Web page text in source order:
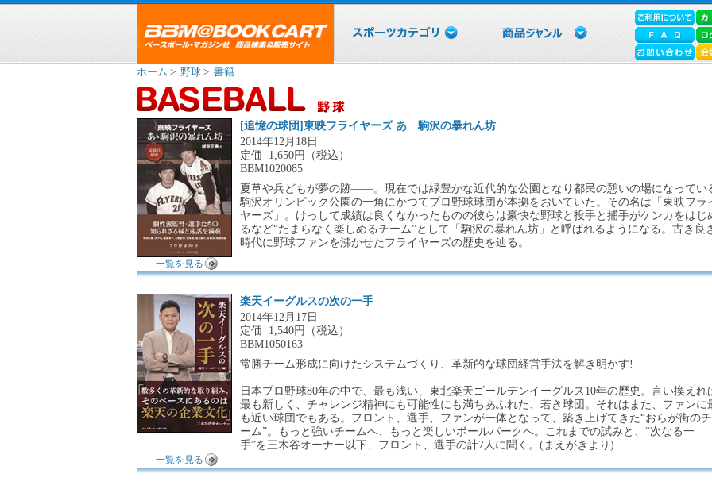
ホーム > 野球 > 書籍
[追憶の球団]東映フライヤーズ あゝ駒沢の暴れん坊
2014年12月18日
定価 1,650円（税込）
BBM1020085
夏草や兵どもが夢の跡――。現在では緑豊かな近代的な公園となり都民の憩いの場になってい
駒沢オリンピック公園の一角にかつてプロ野球球団が本拠をおいていた。その名は「東映フラ
ヤーズ」。けっして成績は良くなかったものの彼らは豪快な野球と投手と捕手がケンカをはじ
るなど“たまらなく楽しめるチーム”として「駒沢の暴れん坊」と呼ばれるようになる。古き良
時代に野球ファンを沸かせたフライヤーズの歴史を辿る。
一覧を見る
楽天イーグルスの次の一手
2014年12月17日
定価 1,540円（税込）
BBM1050163
常勝チーム形成に向けたシステムづくり、革新的な球団経営手法を解き明かす!
日本プロ野球80年の中で、最も浅い、東北楽天ゴールデンイーグルス10年の歴史。言い換えれ
最も新しく、チャレンジ精神にも可能性にも満ちあふれた、若き球団。それはまた、ファンに
も近い球団でもある。フロント、選手、ファンが一体となって、築き上げてきた“おらが街のチ
ーム”。もっと強いチームへ、もっと楽しいボールパークへ。これまでの試みと、“次なる一
手”を三木谷オーナー以下、フロント、選手の計7人に聞く。(まえがきより)
一覧を見る